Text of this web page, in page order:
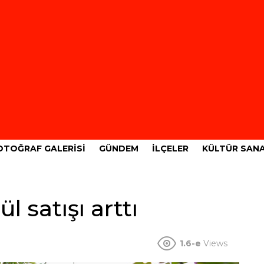
GALERISI GÜNDEM İLÇELER KÜLTÜR
satışı arttı
1.6-e Views